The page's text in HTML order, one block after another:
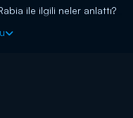
ile ilgili neler anlattı?